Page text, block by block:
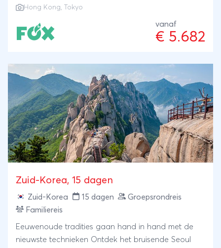
ons onder in de fascinerende metropool Tokyo en
sluiten we af in Hong Kong waar oosterse tradities
naadloop samengaan met westerse invloeden.
Hong Kong, Tokyo
vanaf
€ 5.682
Zuid-Korea, 15 dagen
Zuid-Korea 15 dagen
Groepsrondreis
Familiereis
Eeuwenoude tradities gaan hand in hand met de
nieuwste technieken Ontdek het bruisende Seoul